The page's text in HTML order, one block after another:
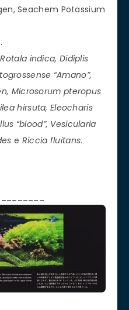
Seachem Potassium
.
indica, Didiplis
“Amano”,
Microsorum pteropus
hirsuta, Eleocharis
“blood”, Vesicularia
e Riccia fluitans.